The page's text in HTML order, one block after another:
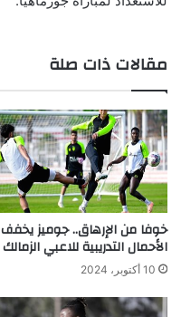
مقالات ذات صلة
خوفا من الإرهاق.. جوميز يخفف
الأحمال التدريبية للاعبي الزمالك
10 أكتوبر، 2024